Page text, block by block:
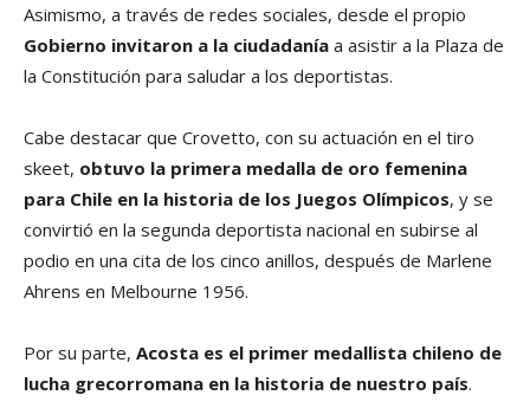
Asimismo, a través de redes sociales, desde el propio
Gobierno invitaron a la ciudadanía a asistir a la Plaza de
la Constitución para saludar a los deportistas.
Cabe destacar que Crovetto, con su actuación en el tiro
skeet, obtuvo la primera medalla de oro femenina
para Chile en la historia de los Juegos Olímpicos, y se
convirtió en la segunda deportista nacional en subirse al
podio en una cita de los cinco anillos, después de Marlene
Ahrens en Melbourne 1956.
Por su parte, Acosta es el primer medallista chileno de
lucha grecorromana en la historia de nuestro país.